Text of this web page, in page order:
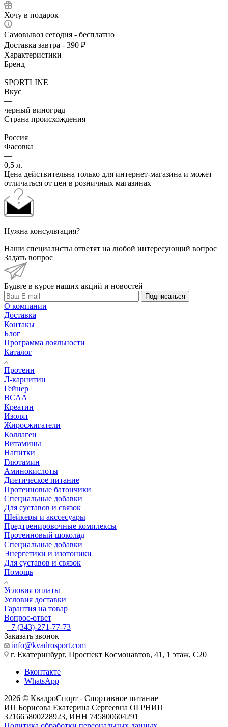
Хочу в подарок
Самовывоз сегодня - бесплатно
Доставка завтра - 390 ₽
Характеристики
Бренд
—
SPORTLINE
Вкус
—
черный виноград
Страна происхождения
—
Россия
Фасовка
—
0,5 л.
Цена действительна только для интернет-магазина и может
отличаться от цен в розничных магазинах
Нужна консультация?
Наши специалисты ответят на любой интересующий вопрос
Задать вопрос
Будьте в курсе наших акций и новостей
Подписаться
О компании
Доставка
Контакы
Блог
Программа лояльности
Каталог
Протеин
Л-карнитин
Гейнер
BCAA
Креатин
Изолят
Жиросжигатели
Коллаген
Витамины
Напитки
Глютамин
Аминокислоты
Диетическое питание
Протеиновые батончики
Специальные добавки
Для суставов и связок
Шейкеры и акссесуары
Предтренировочные комплексы
Протеиновый шоколад
Специальные добавки
Энергетики и изотоники
Для суставов и связок
Помощь
Условия оплаты
Условия доставки
Гарантия на товар
Вопрос-ответ
+7 (343)-271-77-73
Заказать звонок
info@kvadrosport.com
г. Екатеринбург, Проспект Космонавтов, 41, 1 этаж, С20
Вконтакте
WhatsApp
2026 © КвадроСпорт - Спортивное питание
ИП Борисова Екатерина Сергеевна ОГРНИП
321665800228923, ИНН 745800604291